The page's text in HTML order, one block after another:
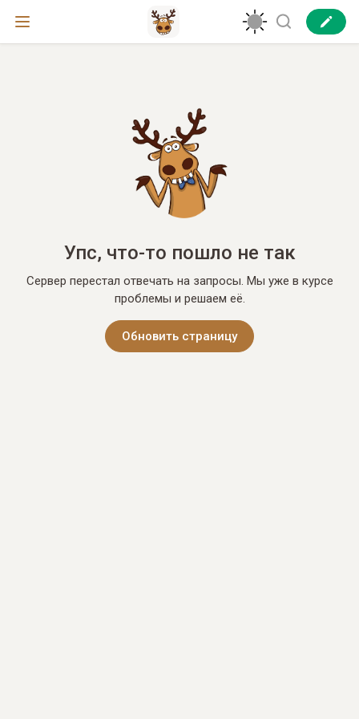
Упс, что-то пошло не так
Сервер перестал отвечать на запросы. Мы уже в курсе
проблемы и решаем её.
Обновить страницу